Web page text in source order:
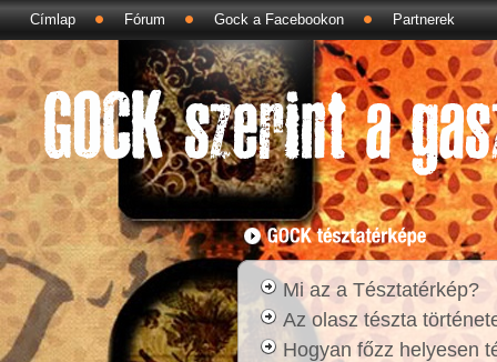
Címlap Fórum Gock a Facebookon Partnerek
Mi az a Tésztatérkép?
Az olasz tészta
Hogyan főzz helyesen